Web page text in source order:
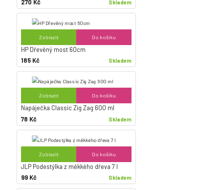
270 Kč Skladem
Zobrazit Do košíku
HP Dřevěný most 60cm
185 Kč
Skladem
Zobrazit Do košíku
Napáječka Classic Zig Zag 600 ml
78 Kč
Skladem
Zobrazit Do košíku
JLP Podestýlka z měkkého dřeva 7 l
99 Kč
Skladem